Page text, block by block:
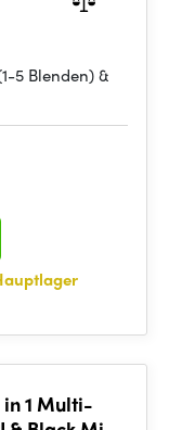
5 Blenden) &
in 1 Multi-